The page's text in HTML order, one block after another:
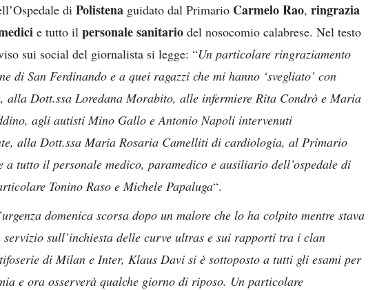
di Polistena guidato dal Primario Carmelo Rao, ringrazia
e tutto il personale sanitario del nosocomio calabrese. Nel testo
sui social del giornalista si legge: “Un particolare ringraziamento
di San Ferdinando e a quei ragazzi che mi hanno ‘svegliato’ con
alla Dott.ssa Loredana Morabito, alle infermiere Rita Condrò e Maria
agli autisti Mino Gallo e Antonio Napoli intervenuti
alla Dott.ssa Maria Rosaria Camelliti di cardiologia, al Primario
a tutto il personale medico, paramedico e ausiliario dell’ospedale di
Tonino Raso e Michele Papaluga“.
domenica scorsa dopo un malore che lo ha colpito mentre stava
servizio sull’inchiesta delle curve ultras e sui rapporti tra i clan
di Milan e Inter, Klaus Davi si è sottoposto a tutti gli esami per
e ora osserverà qualche giorno di riposo. Un particolare